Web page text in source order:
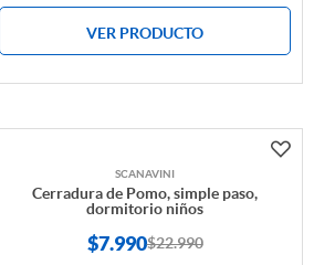
VER PRODUCTO
SCANAVINI
Cerradura de Pomo, simple paso,
dormitorio niños
$7.990$22.990